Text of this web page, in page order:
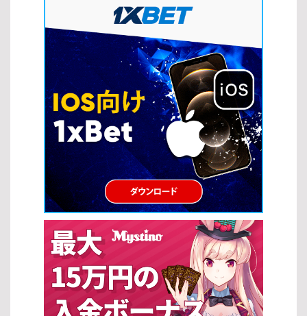
主流です。 このように、人気タイトルやトレンドを把握すること
で、自分に最適なスロットの種類を見つけやすくなります。最新の
ゲームもチェックしながら、より充実したオンラインカジノ体験を
楽しみましょう。 スロット戦略 オンラインカジノでさまざまなスロ
ットの種類をプレイする際には、基本的な戦略を理解しておくこと
が重要です。適切な戦略を取り入れることで、リスクを抑えながら
効率よく楽しむことができます。 マックスベット戦略 マックスベッ
ト戦略は、最大ベットを行うことで高額配当やジャックポットを狙
うプレイ方法です。特に一部のスロットの種類では、最大ベット時
のみジャックポット獲得の資格が得られる場合があります。 […]
がある スピンごとの緊張感と期待感が楽しめる テーマとビジュアル
の多様性 現代のスロットは多彩なテーマや高品質なグラフィックが
特徴で、ゲーム体験をより魅力的にしています。スロットの攻略法
だけでなく、自分の好みに合ったテーマを選ぶことで、長く楽しむ
ことができます。 映画やアニメなど多様なテーマが用意されている
視覚的に優れたグラフィックと演出 ストーリー性のあるゲームで没
入感が高い このように、スロットは手軽さと高いエンターテインメ
ント性を兼ね備えており、スロットの攻略法を取り入れることで、
さらに充実したプレイ体験を得ることができます。 スロットの攻略
法 スロットの攻略法を実践することで、単なる運任せではなく、よ
り戦略的に勝率を高めることが可能になります。ここでは、初心者
から上級者まで活用できる基本的なスロットの攻略法を紹介しま
す。 ベット額の最適化 スロットの攻略法の基本は、適切なベット額
を設定することです。資金に見合った賭け方をすることで、長く安
定したプレイを続けることができます。 自分の資金に合った無理の
ないベット額を設定する ベット額を一定に保ち、リスクをコントロ
ールする 一時的な勝敗に左右されず、冷静に判断する プレイするス
ロットの選択 スロットの攻略法では、ゲーム選びも非常に重要で
す。適切なスロットを選ぶことで、期待値を高めることができま
す。 RTP（還元率）が高いスロットを優先的に選ぶ フリースピンや
ボーナス機能が充実した機種を選択する 自分の好みやプレイスタイ
ルに合ったテーマを選ぶ […]